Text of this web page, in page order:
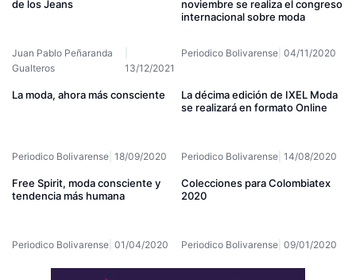
de los Jeans
Juan Pablo Peñaranda
Gualteros
13/12/2021
noviembre se realiza el congreso
internacional sobre moda
Periodico Bolivarense 04/11/2020
La moda, ahora más consciente
Periodico Bolivarense 18/09/2020
La décima edición de IXEL Moda
se realizará en formato Online
Periodico Bolivarense 14/08/2020
Free Spirit, moda consciente y
tendencia más humana
Periodico Bolivarense 01/04/2020
Colecciones para Colombiatex
2020
Periodico Bolivarense 09/01/2020